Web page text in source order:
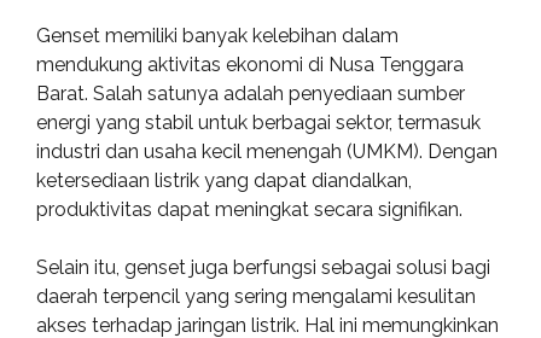
Genset memiliki banyak kelebihan dalam
mendukung aktivitas ekonomi di Nusa Tenggara
Barat. Salah satunya adalah penyediaan sumber
energi yang stabil untuk berbagai sektor, termasuk
industri dan usaha kecil menengah (UMKM). Dengan
ketersediaan listrik yang dapat diandalkan,
produktivitas dapat meningkat secara signifikan.
Selain itu, genset juga berfungsi sebagai solusi bagi
daerah terpencil yang sering mengalami kesulitan
akses terhadap jaringan listrik. Hal ini memungkinkan